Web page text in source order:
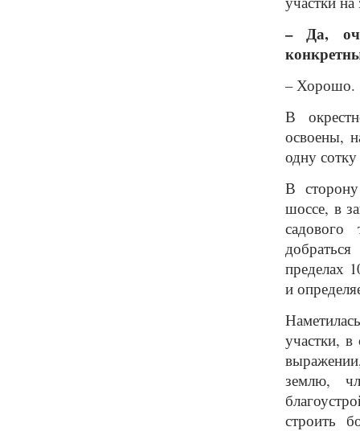
– Да,
– Хорошо.
В
освоены,
одну
В
шоссе, в
садового
пределах
и
участки,
землю,
строить